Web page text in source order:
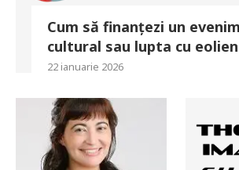
Cum să finanțezi un
cultural sau lupta cu
22 ianuarie 2026